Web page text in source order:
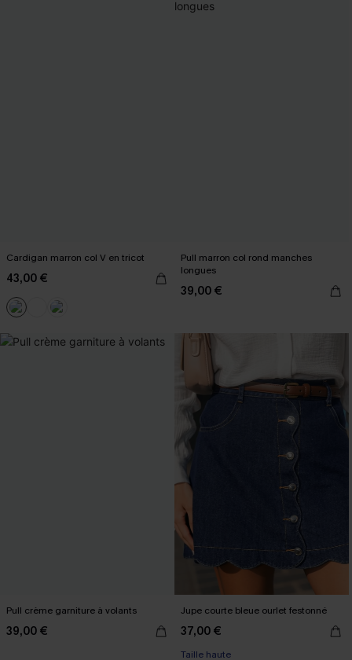
Cardigan marron col V en tricot
43,00 €
Pull marron col rond manches
longues
39,00 €
Pull crème garniture à volants
39,00 €
Jupe courte bleue ourlet festonné
37,00 €
Taille haute